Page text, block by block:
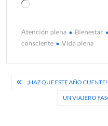
Cargando...
Atención plena Bienestar
consciente
Vida plena
Navegación
¡HAZ QUE ESTE AÑO CUENTE!
UN VIAJERO